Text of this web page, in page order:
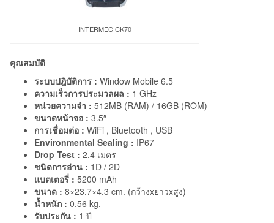
INTERMEC CK70
คุณสมบัติ
ระบบปฎิบัติการ : Window Mobile 6.5
ความเร็วการประมวลผล : 1 GHz
หน่วยความจำ : 512MB (RAM) / 16GB (ROM)
ขนาดหน้าจอ : 3.5″
การเชื่อมต่อ : WiFi , Bluetooth , USB
Environmental Sealing : IP67
Drop Test : 2.4 เมตร
ชนิดการอ่าน : 1D / 2D
แบตเตอรี่ : 5200 mAh
ขนาด : 8×23.7×4.3 cm. (กว้างxยาวxสูง)
น้ำหนัก : 0.56 kg.
รับประกัน : 1 ปี